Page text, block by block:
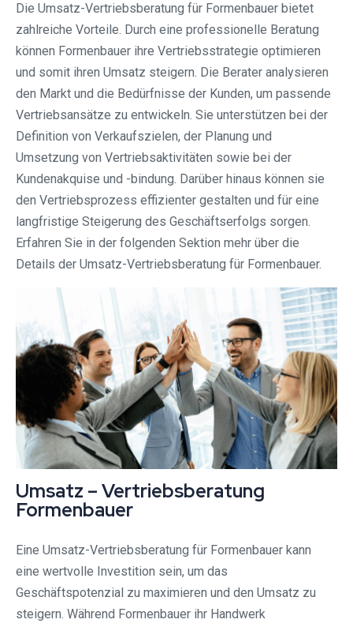
Die Umsatz-Vertriebsberatung für Formenbauer bietet
zahlreiche Vorteile. Durch eine professionelle Beratung
können Formenbauer ihre Vertriebsstrategie optimieren
und somit ihren Umsatz steigern. Die Berater analysieren
den Markt und die Bedürfnisse der Kunden, um passende
Vertriebsansätze zu entwickeln. Sie unterstützen bei der
Definition von Verkaufszielen, der Planung und
Umsetzung von Vertriebsaktivitäten sowie bei der
Kundenakquise und -bindung. Darüber hinaus können sie
den Vertriebsprozess effizienter gestalten und für eine
langfristige Steigerung des Geschäftserfolgs sorgen.
Erfahren Sie in der folgenden Sektion mehr über die
Details der Umsatz-Vertriebsberatung für Formenbauer.
Umsatz – Vertriebsberatung
Formenbauer
Eine Umsatz-Vertriebsberatung für Formenbauer kann
eine wertvolle Investition sein, um das
Geschäftspotenzial zu maximieren und den Umsatz zu
steigern. Während Formenbauer ihr Handwerk